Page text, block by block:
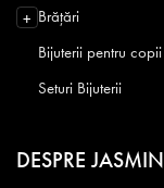
+ Brățări
Bijuterii pentru copii
Seturi Bijuterii
DESPRE JASMIN